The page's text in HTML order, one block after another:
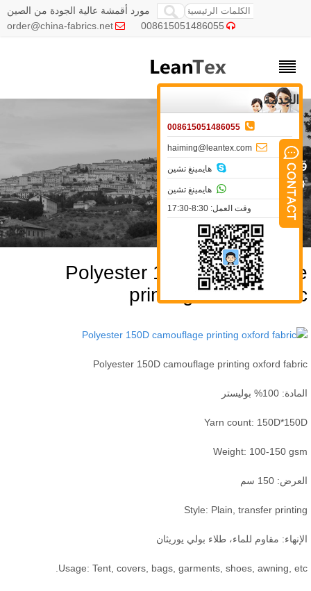
مورد أقمشة عالية الجودة من الصين

008615051486055

order@china-fabrics.net
أكسفورد
»قماش أكسفورد
Polyester 150D
printing oxford
Polyester 150D camouflage printing oxford
100% بوليستر
Yarn count:
Weight: 100-150
150 سم
Style: Plain, transfer
مقاوم للماء، طلاء بولي يوريثان
Usage: Tent, covers, bags, garments, shoes, awning,
الخدمة

008615051486055

haiming@leantex.com
 هايمينغ تشين
 هايمينغ تشين
وقت العمل: 8:30-17:30